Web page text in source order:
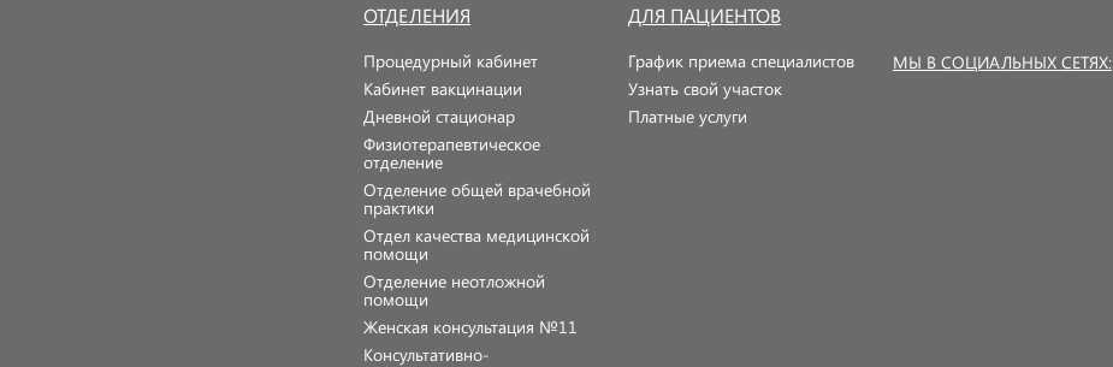
ОТДЕЛЕНИЯ
Процедурный кабинет
Кабинет вакцинации
Дневной стационар
Физиотерапевтическое
отделение
Отделение общей врачебной
практики
Отдел качества медицинской
помощи
Отделение неотложной
помощи
Женская консультация №11
Консультативно-
ДЛЯ ПАЦИЕНТОВ
График приема специалистов
Узнать свой участок
Платные услуги
МЫ В СОЦИАЛЬНЫХ СЕТЯХ: